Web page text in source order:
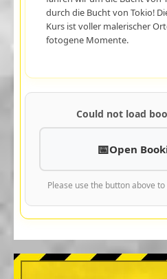
durch die Bucht von Tokio!
Kurs ist voller malerischer
fotogene Momente.
Could not load
Open
Please use the button above